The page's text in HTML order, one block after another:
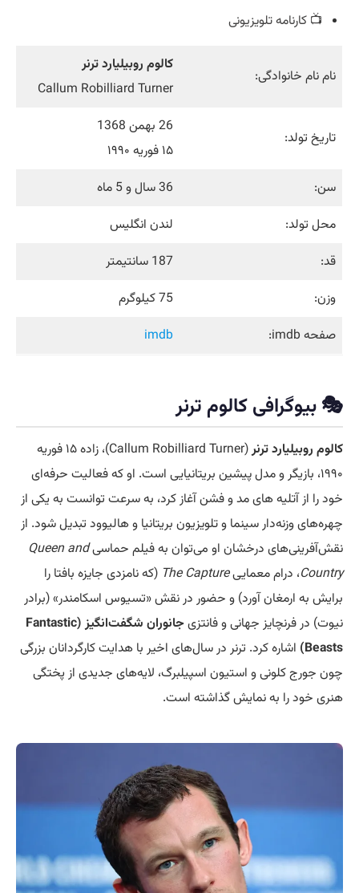
📺 کارنامه تلویزیونی
نام نام خانوادگی:
کالوم روبیلیارد ترنر
Callum Robilliard Turner
تاریخ تولد:
26 بهمن 1368
۱۵ فوریه ۱۹۹۰
سن:
36 سال و 5 ماه
محل تولد:
لندن انگلیس
قد:
187 سانتیمتر
وزن:
75 کیلوگرم
صفحه imdb:
imdb
🎭 بیوگرافی کالوم ترنر
کالوم روبیلیارد ترنر
(Callum Robilliard Turner)، زاده ۱۵ فوریه
۱۹۹۰، بازیگر و مدل پیشین بریتانیایی است. او که فعالیت حرفه‌ای
خود را از آتلیه های مد و فشن آغاز کرد، به سرعت توانست به یکی از
چهره‌های وزنه‌دار سینما و تلویزیون بریتانیا و هالیوود تبدیل شود. از
نقش‌آفرینی‌های درخشان او می‌توان به فیلم حماسیQueen and
Country، درام معماییThe Capture (که نامزدی جایزه بافتا را
برایش به ارمغان آورد) و حضور در نقش «تسیوس اسکامندر» (برادر
نیوت) در فرنچایز جهانی و فانتزی
جانوران شگفت‌انگیز (Fantastic
Beasts) اشاره کرد. ترنر در سال‌های اخیر با هدایت کارگردانان بزرگی
چون جورج کلونی و استیون اسپیلبرگ، لایه‌های جدیدی از پختگی
هنری خود را به نمایش گذاشته است.